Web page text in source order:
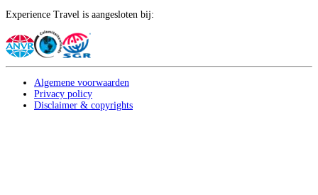
Experience Travel is aangesloten bij:
Algemene voorwaarden
Privacy policy
Disclaimer & copyrights